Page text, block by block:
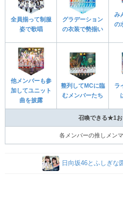
全員揃って制服
姿で歌唱
グラデーション
の衣装で勢揃い
み
の
他メンバーも参
加してユニット
曲を披露
整列してMCに臨
むメンバーたち
ラ
召喚できる★1お
各メンバーの推しメン
日向坂46とふしぎな